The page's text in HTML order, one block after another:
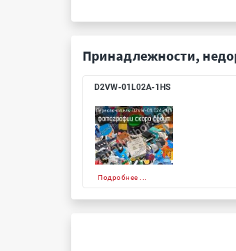
Принадлежности,
D2VW-01L02A-1HS
Подробнее ...